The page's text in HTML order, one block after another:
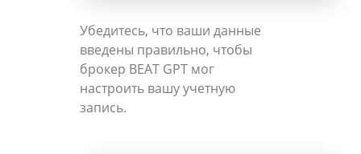
Убедитесь, что ваши данные
введены правильно, чтобы
брокер BEAT GPT мог
настроить вашу учетную
запись.